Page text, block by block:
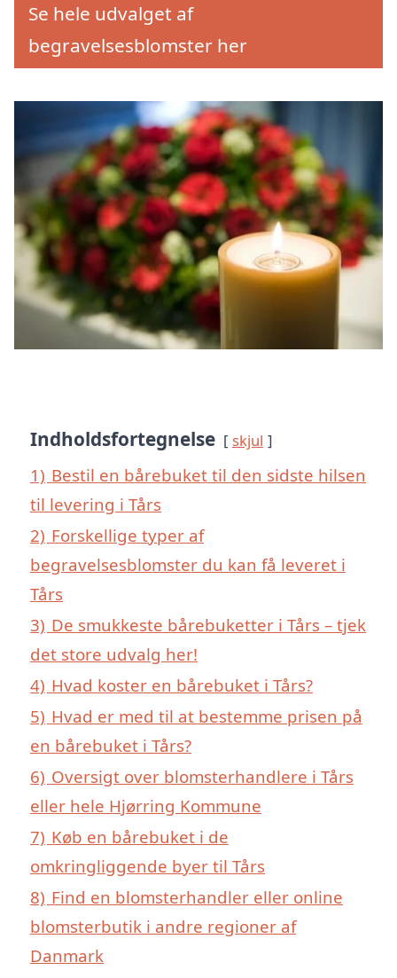
Se hele udvalget af
begravelsesblomster her
Indholdsfortegnelse skjul
1) Bestil en bårebuket til den sidste hilsen
til levering i Tårs
2) Forskellige typer af
begravelsesblomster du kan få leveret i
Tårs
3) De smukkeste bårebuketter i Tårs – tjek
det store udvalg her!
4) Hvad koster en bårebuket i Tårs?
5) Hvad er med til at bestemme prisen på
en bårebuket i Tårs?
6) Oversigt over blomsterhandlere i Tårs
eller hele Hjørring Kommune
7) Køb en bårebuket i de
omkringliggende byer til Tårs
8) Find en blomsterhandler eller online
blomsterbutik i andre regioner af
Danmark